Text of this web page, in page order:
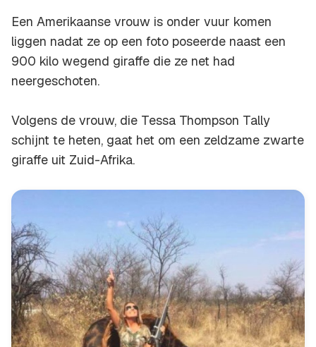
Een Amerikaanse vrouw is onder vuur komen
liggen nadat ze op een foto poseerde naast een
900 kilo wegend giraffe die ze net had
neergeschoten.
Volgens de vrouw, die Tessa Thompson Tally
schijnt te heten, gaat het om een zeldzame zwarte
giraffe uit Zuid-Afrika.